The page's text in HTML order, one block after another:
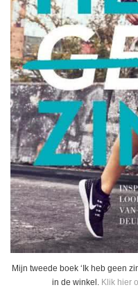
Mijn tweede boek ‘Ik heb geen
in de winkel. Klik hier